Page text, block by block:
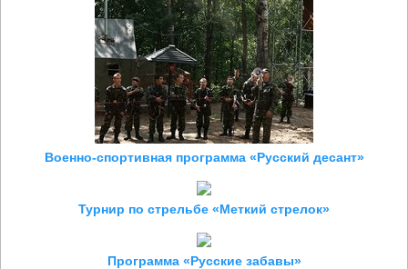
Военно-спортивная программа «Русский десант»
Турнир по стрельбе «Меткий стрелок»
Программа «Русские забавы»